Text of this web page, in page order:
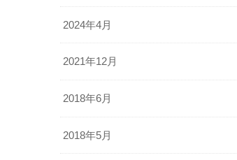
2024年4月
2021年12月
2018年6月
2018年5月